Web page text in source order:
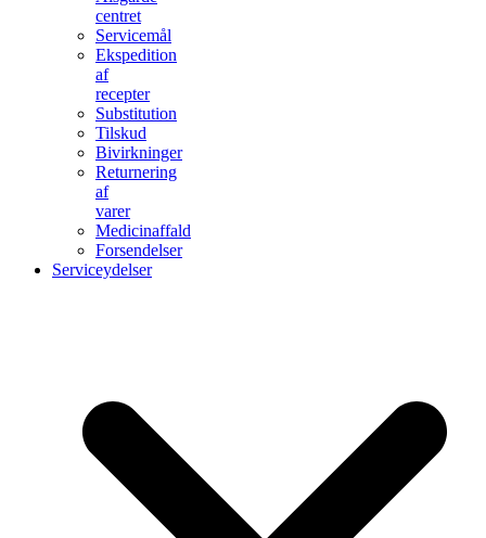
centret
Servicemål
Ekspedition
af
recepter
Substitution
Tilskud
Bivirkninger
Returnering
af
varer
Medicinaffald
Forsendelser
Serviceydelser